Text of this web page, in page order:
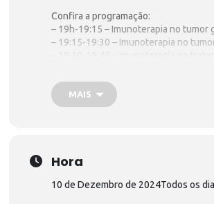
Confira a programação:
– 19h-19:15 – Imunoterapia no tumor
– 19:15-19:30 – Imunoterapia no
Inscrições podem ser realizadas
MAIS
Hora
10 de Dezembro de 2024Todos os